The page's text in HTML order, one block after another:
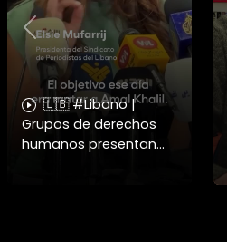
🇱🇧 #Libano |
Grupos de derechos
humanos presentan
Previous